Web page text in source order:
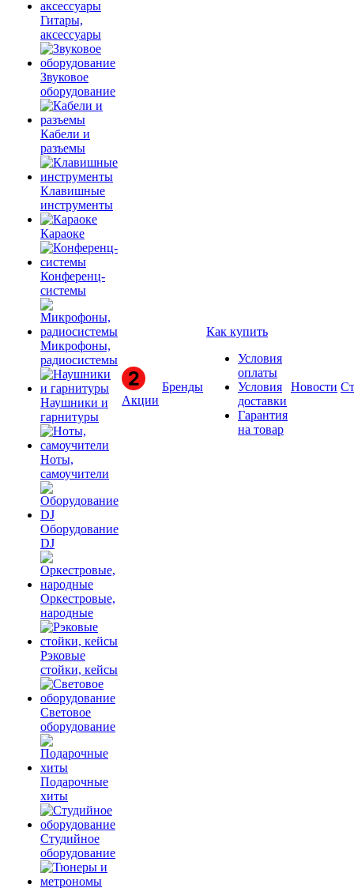
Гитары,
аксессуары
Звуковое
оборудование
Кабели и
разъемы
Клавишные
инструменты
Караоке
Конференц-
системы
Микрофоны,
радиосистемы
Наушники и
гарнитуры
Ноты,
самоучители
Оборудование
DJ
Оркестровые,
народные
Рэковые
стойки, кейсы
Световое
оборудование
Подарочные
хиты
Студийное
оборудование
Акции
Бренды
Как купить
Условия
оплаты
Условия
доставки
Гарантия
на товар
Новости